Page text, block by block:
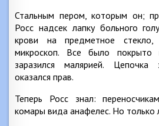
Стальным пером, которым он;
Росс надсек лапку больного
крови на предметное
микроскоп. Все было покрыто
заразился малярией. Цепочка
оказался прав.
Теперь Росс знал:
комары вида анафелес. Но только